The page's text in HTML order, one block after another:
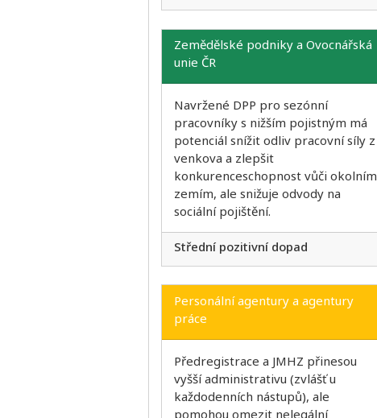
Zemědělské podniky a Ovocnářská
unie ČR
Navržené DPP pro sezónní
pracovníky s nižším pojistným má
potenciál snížit odliv pracovní síly z
venkova a zlepšit
konkurenceschopnost vůči okolním
zemím, ale snižuje odvody na
sociální pojištění.
Střední pozitivní dopad
Personální agentury a agentury
práce
Předregistrace a JMHZ přinesou
vyšší administrativu (zvlášť u
každodenních nástupů), ale
pomohou omezit nelegální